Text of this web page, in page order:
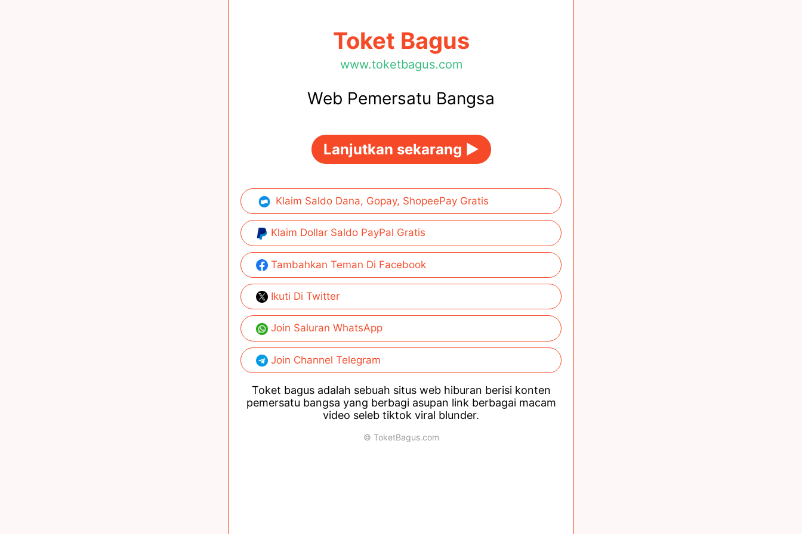
Toket Bagus
www.toketbagus.com
Web Pemersatu Bangsa
Lanjutkan sekarang ►
Klaim Saldo Dana, Gopay, ShopeePay Gratis
Klaim Dollar Saldo PayPal Gratis
Tambahkan Teman Di Facebook
Ikuti Di Twitter
Join Saluran WhatsApp
Join Channel Telegram
Toket bagus adalah sebuah situs web hiburan berisi konten
pemersatu bangsa yang berbagi asupan link berbagai macam
video seleb tiktok viral blunder.
© ToketBagus.com